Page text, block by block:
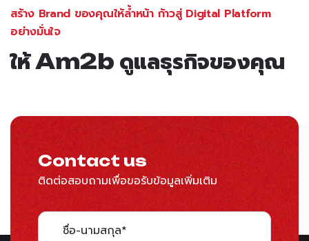
สร้าง Brand ของคุณให้ล้ำหน้า ก้าวสู่ Digital Platform
อย่างมั่นใจ
ให้ Am2b ดูแลธุรกิจของคุณ
Contact us
ติดต่อสอบถามเพื่อขอรับข้อมูลเพิ่มเติม